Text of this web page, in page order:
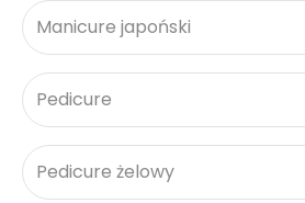
Manicure japoński
Pedicure
Pedicure żelowy